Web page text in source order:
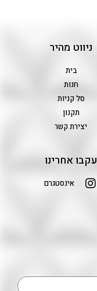
ניווט מהיר
בית
חנות
סל קניות
תקנון
יצירת קשר
עקבו אחרינו
אינסטגרם